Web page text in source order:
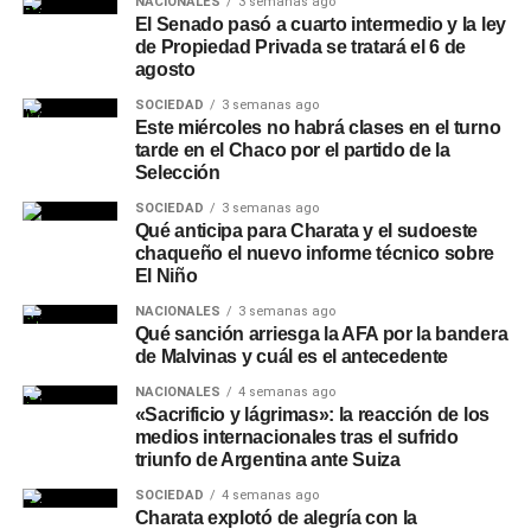
El Senado pasó a cuarto intermedio y la ley
de Propiedad Privada se tratará el 6 de
agosto
SOCIEDAD 3 semanas ago
Este miércoles no habrá clases en el turno
tarde en el Chaco por el partido de la
Selección
SOCIEDAD 3 semanas ago
Qué anticipa para Charata y el sudoeste
chaqueño el nuevo informe técnico sobre
El Niño
NACIONALES 3 semanas ago
Qué sanción arriesga la AFA por la bandera
de Malvinas y cuál es el antecedente
NACIONALES 4 semanas ago
«Sacrificio y lágrimas»: la reacción de los
medios internacionales tras el sufrido
triunfo de Argentina ante Suiza
SOCIEDAD 4 semanas ago
Charata explotó de alegría con la